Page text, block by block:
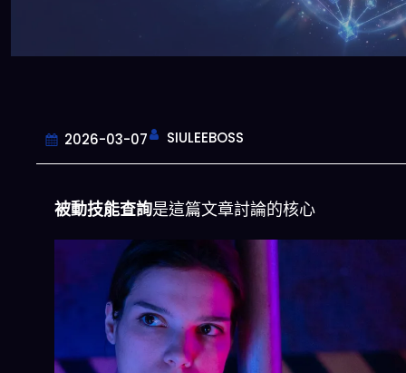
2026-03-07 SIULEEBOSS
被動技能查詢是這篇文章討論的核心